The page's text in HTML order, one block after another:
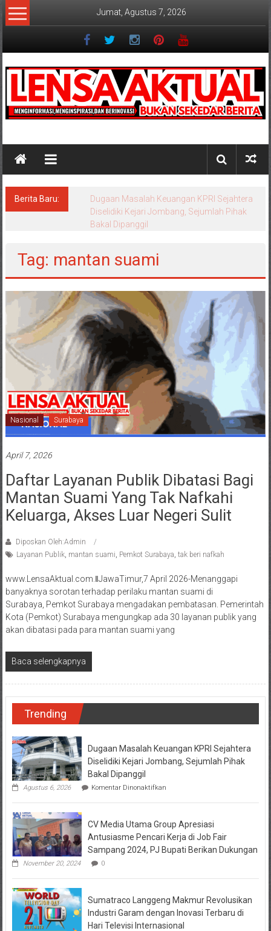
Lompat
ke
Jumat, Agustus 7, 2026
Berita Baru:
Dugaan Masalah Keuangan KPRI Sejahtera
Diselidiki Kejari Jombang, Sejumlah Pihak
Bakal Dipanggil
Tag: mantan suami
Nasional Surabaya
April 7, 2026
Daftar Layanan Publik Dibatasi Bagi
Mantan Suami Yang Tak Nafkahi
Keluarga, Akses Luar Negeri Sulit
Diposkan Oleh:Admin
Layanan Publik, mantan suami Pemkot Surabaya tak beri nafkah
www.LensaAktual.com.ǁJawaTimur,7 April 2026-Menanggapi
banyaknya sorotan terhadap perilaku mantan suami di
Surabaya, Pemkot Surabaya mengadakan pembatasan. Pemerintah
Kota (Pemkot) Surabaya mengungkap ada 30 layanan publik yang
akan dibatasi pada para mantan suami yang
Baca selengkapnya
Trending
Dugaan Masalah Keuangan KPRI Sejahtera
Diselidiki Kejari Jombang, Sejumlah Pihak
Bakal Dipanggil
Agustus 6, 2026 Komentar Dinonaktifkanpada
Masalah
KPRI
Sejahtera
Diselidiki
Kejari
Pihak
Dipanggil
CV Media Utama Group Apresiasi
Antusiasme Pencari Kerja di Job Fair
Sampang 2024, PJ Bupati Berikan Dukungan
November 20, 2024 0
Sumatraco Langgeng Makmur Revolusikan
Industri Garam dengan Inovasi Terbaru di
Hari Televisi Internasional